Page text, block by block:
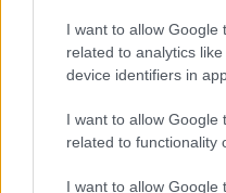
I want to allow Google
related to analytics
device identifiers in
I want to allow Google
related to functionality
I want to allow Google